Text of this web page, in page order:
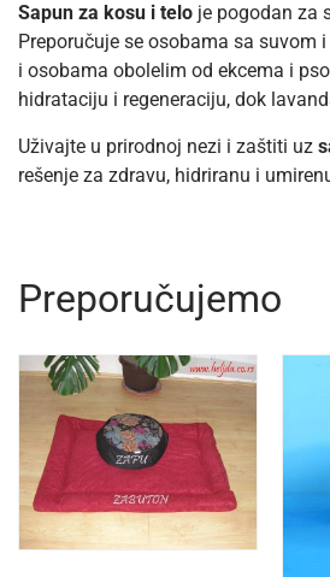
Sapun za kosu i telo je pogodan za
Preporučuje se osobama sa suvom
i osobama obolelim od ekcema i
hidrataciju i regeneraciju, dok
Uživajte u prirodnoj nezi i zaštiti uz
rešenje za zdravu, hidriranu i
Preporučujemo